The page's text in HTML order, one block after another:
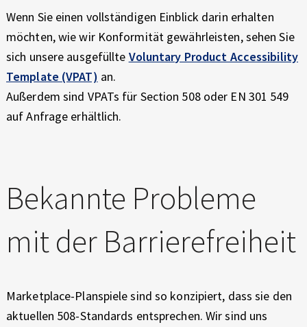
Wenn Sie einen vollständigen Einblick darin erhalten
möchten, wie wir Konformität gewährleisten, sehen Sie
sich unsere ausgefüllte Voluntary Product Accessibility
Template (VPAT) an.
Außerdem sind VPATs für Section 508 oder EN 301 549
auf Anfrage erhältlich.
Bekannte Probleme
mit der Barrierefreiheit
Marketplace-Planspiele sind so konzipiert, dass sie den
aktuellen 508-Standards entsprechen. Wir sind uns